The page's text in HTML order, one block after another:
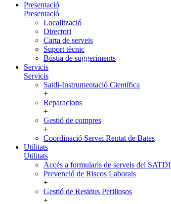
Presentació
Presentació
Localització
Directori
Carta de serveis
Suport tècnic
Bústia de suggeriments
Servicis
Servicis
Satdi-Instrumentació Científica
+
Reparacions
+
Gestió de compres
+
Coordinació Servei Rentat de Bates
Utilitats
Utilitats
Accés a formularis de serveis del SATDI
Prevenció de Riscos Laborals
+
Gestió de Residus Perillosos
+